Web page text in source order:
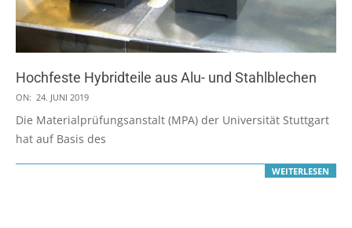
Hochfeste Hybridteile aus Alu- und Stahlblechen
2019-
06-
24
ON: 24. JUNI 2019
Die Materialprüfungsanstalt (MPA) der Universität Stuttgart
hat auf Basis des
WEITERLESEN